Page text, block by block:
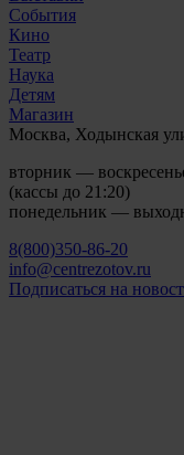
События
Кино
Театр
Наука
Детям
Магазин
Москва, Ходынская
вторник —
(кассы до 21:20)
понедельник —
8(800)350-86-20
info@centrezotov.ru
Подписаться на